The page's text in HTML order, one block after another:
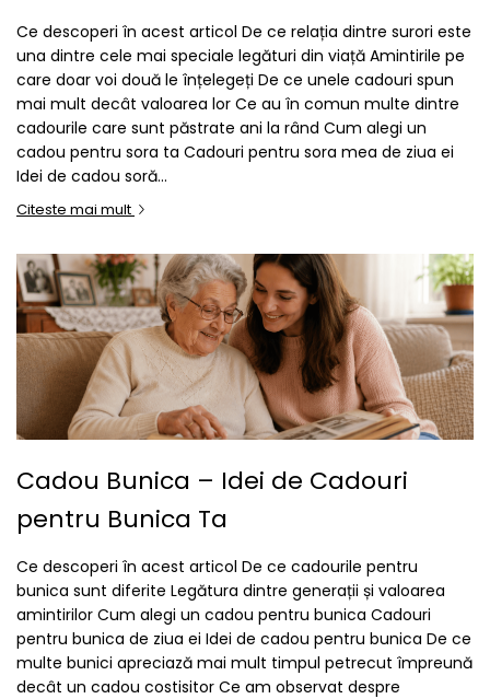
Brățări cu Perle
Pandantive cu Perle
Brose cu Perle
Ce descoperi în acest articol De ce relația dintre surori este
una dintre cele mai speciale legături din viață Amintirile pe
care doar voi două le înțelegeți De ce unele cadouri spun
mai mult decât valoarea lor Ce au în comun multe dintre
cadourile care sunt păstrate ani la rând Cum alegi un
cadou pentru sora ta Cadouri pentru sora mea de ziua ei
Idei de cadou soră...
Citeste mai mult
Cadou Bunica – Idei de Cadouri
pentru Bunica Ta
Ce descoperi în acest articol De ce cadourile pentru
bunica sunt diferite Legătura dintre generații și valoarea
amintirilor Cum alegi un cadou pentru bunica Cadouri
pentru bunica de ziua ei Idei de cadou pentru bunica De ce
multe bunici apreciază mai mult timpul petrecut împreună
decât un cadou costisitor Ce am observat despre